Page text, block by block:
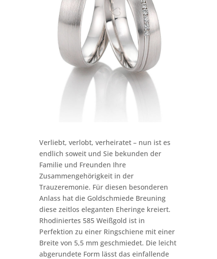
Verliebt, verlobt, verheiratet – nun ist es
endlich soweit und Sie bekunden der
Familie und Freunden Ihre
Zusammengehörigkeit in der
Trauzeremonie. Für diesen besonderen
Anlass hat die Goldschmiede Breuning
diese zeitlos eleganten Eheringe kreiert.
Rhodiniertes 585 Weißgold ist in
Perfektion zu einer Ringschiene mit einer
Breite von 5,5 mm geschmiedet. Die leicht
abgerundete Form lässt das einfallende